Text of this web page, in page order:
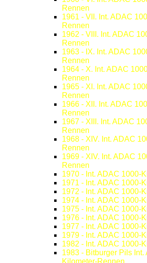
Rennen
1961 - VII. Int. ADAC
Rennen
1962 - VIII. Int. ADAC
Rennen
1963 - IX. Int. ADAC
Rennen
1964 - X. Int. ADAC
Rennen
1965 - XI. Int. ADAC
Rennen
1966 - XII. Int. ADAC
Rennen
1967 - XIII. Int. ADAC
Rennen
1968 - XIV. Int. ADAC
Rennen
1969 - XIV. Int. ADAC
Rennen
1970 - Int. ADAC 1000-
1971 - Int. ADAC 1000-
1972 - Int. ADAC 1000-
1974 - Int. ADAC 1000-
1975 - Int. ADAC 1000-
1976 - Int. ADAC 1000-
1977 - Int. ADAC 1000-
1979 - Int. ADAC 1000-
1982 - Int. ADAC 1000-
1983 - Bitburger Pils Int.
Kilometer-Rennen